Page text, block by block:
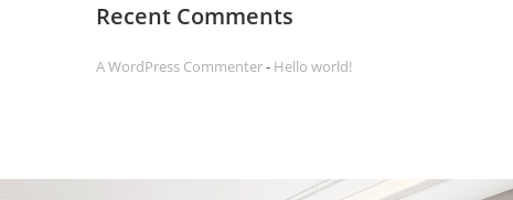
Recent Comments
A WordPress Commenter- Hello world!